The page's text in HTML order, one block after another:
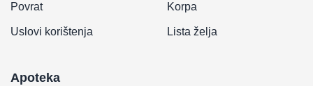
Povrat
Uslovi korištenja
Korpa
Lista želja
Apoteka